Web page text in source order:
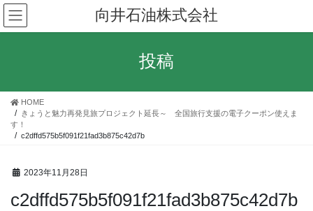
コ
ン
テ
ス
ナ
ビ
ゲ
ン
向井石油株式会社
投稿
HOME
きょうと魅力再発見旅プロジェクト延長～ 全国旅行支援の電子クーポン使えま
す！
c2dffd575b5f091f21fad3b875c42d7b
2023年11月28日
c2dffd575b5f091f21fad3b875c42d7b